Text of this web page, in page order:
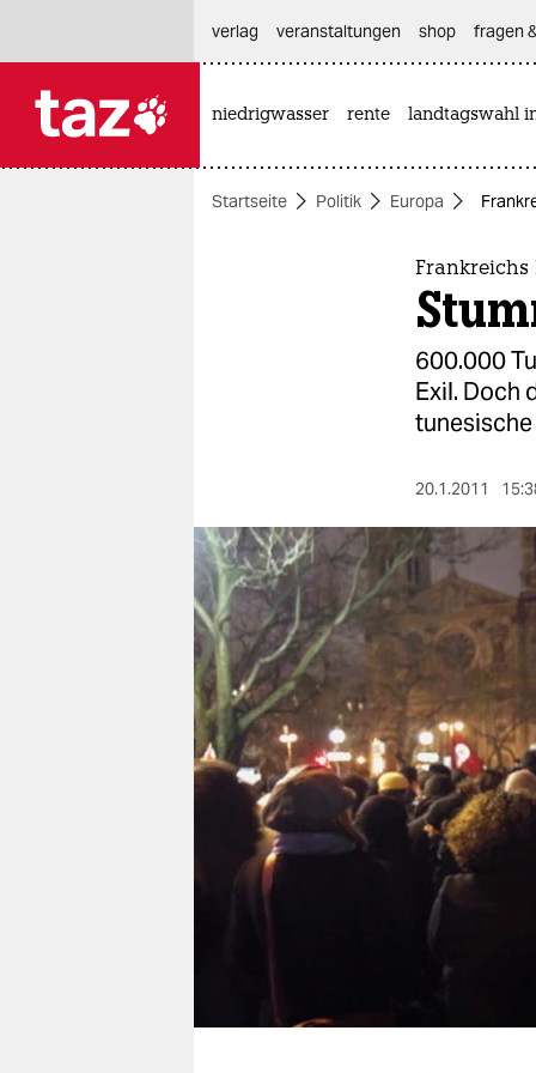
themen
berlin
nord
wahrheit
verlag
verlag
veranstaltungen
fragen & hilfe
genossenschaft
verlag
veranstaltungen shop fragen
niedrigwasser rente landtagswahl
Startseite Politik Europa
Frankreichs
600.000
Exil. Doch
20.1.2011